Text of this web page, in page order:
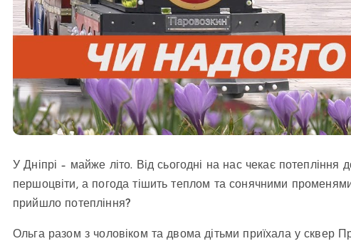
У Дніпрі – майже літо. Від сьогодні на нас чекає
першоцвіти, а погода тішить теплом та сонячними
прийшло потепління?
Ольга разом з чоловіком та двома дітьми приїхала у сквер